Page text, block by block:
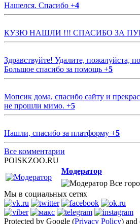
Нашелся. Спасибо +4
КУЗЮ НАШЛИ !!! СПАСИБО ЗА
Здравствуйте! Удалите, пожалуйста,
Большое спасибо за помощь +5
Мопсик дома, спасибо сайту и
не прошли мимо. +5
Нашли, спасибо за платформу +5
Все комментарии
POISKZOO.RU
Модератор
Все
Мы в социальных сетях
Protected by Google (Privacy Policy) and